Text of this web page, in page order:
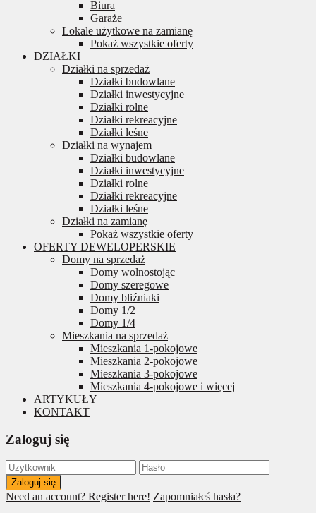
Biura
Garaże
Lokale użytkowe na zamianę
Pokaż wszystkie oferty
DZIAŁKI
Działki na sprzedaż
Działki budowlane
Działki inwestycyjne
Działki rolne
Działki rekreacyjne
Działki leśne
Działki na wynajem
Działki budowlane
Działki inwestycyjne
Działki rolne
Działki rekreacyjne
Działki leśne
Działki na zamianę
Pokaż wszystkie oferty
OFERTY DEWELOPERSKIE
Domy na sprzedaż
Domy wolnostojąc
Domy szeregowe
Domy bliźniaki
Domy 1/2
Domy 1/4
Mieszkania na sprzedaż
Mieszkania 1-pokojowe
Mieszkania 2-pokojowe
Mieszkania 3-pokojowe
Mieszkania 4-pokojowe i więcej
ARTYKUŁY
KONTAKT
Zaloguj się
Zaloguj się
Need an account? Register here! Zapomniałeś hasła?